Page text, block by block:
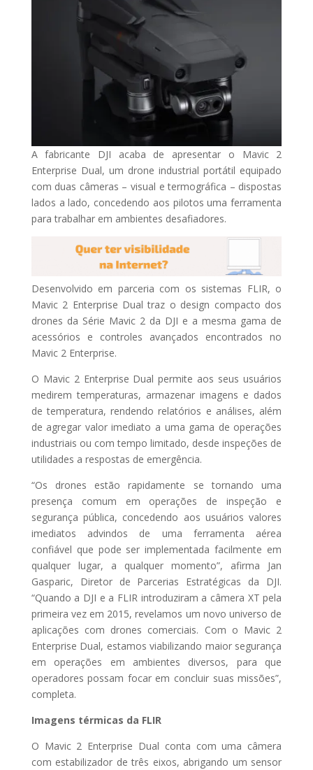
A fabricante DJI acaba de apresentar o Mavic 2
Enterprise Dual, um drone industrial portátil equipado
com duas câmeras – visual e termográfica – dispostas
lados a lado, concedendo aos pilotos uma ferramenta
para trabalhar em ambientes desafiadores.
Desenvolvido em parceria com os sistemas FLIR, o
Mavic 2 Enterprise Dual traz o design compacto dos
drones da Série Mavic 2 da DJI e a mesma gama de
acessórios e controles avançados encontrados no
Mavic 2 Enterprise.
O Mavic 2 Enterprise Dual permite aos seus usuários
medirem temperaturas, armazenar imagens e dados
de temperatura, rendendo relatórios e análises, além
de agregar valor imediato a uma gama de operações
industriais ou com tempo limitado, desde inspeções de
utilidades a respostas de emergência.
“Os drones estão rapidamente se tornando uma
presença comum em operações de inspeção e
segurança pública, concedendo aos usuários valores
imediatos advindos de uma ferramenta aérea
confiável que pode ser implementada facilmente em
qualquer lugar, a qualquer momento”, afirma Jan
Gasparic, Diretor de Parcerias Estratégicas da DJI.
“Quando a DJI e a FLIR introduziram a câmera XT pela
primeira vez em 2015, revelamos um novo universo de
aplicações com drones comerciais. Com o Mavic 2
Enterprise Dual, estamos viabilizando maior segurança
em operações em ambientes diversos, para que
operadores possam focar em concluir suas missões”,
completa.
Imagens térmicas da FLIR
O Mavic 2 Enterprise Dual conta com uma câmera
com estabilizador de três eixos, abrigando um sensor